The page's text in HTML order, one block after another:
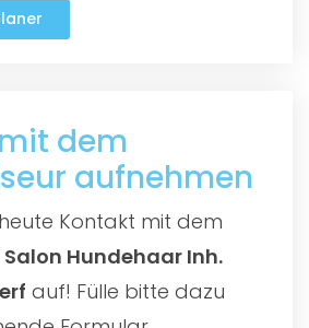
dem
aufnehmen
Kontakt mit dem
Hundehaar Inh.
auf! Fülle bitte dazu